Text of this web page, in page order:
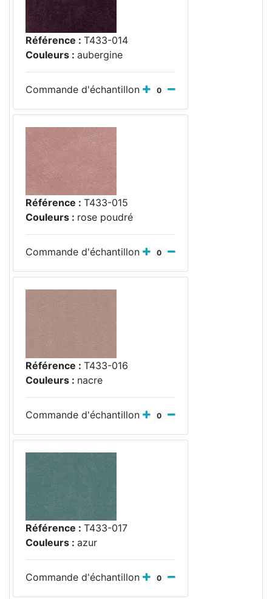
Référence : T433-014
Couleurs : aubergine
Commande d'échantillon 0
Référence : T433-015
Couleurs : rose poudré
Commande d'échantillon 0
Référence : T433-016
Couleurs : nacre
Commande d'échantillon 0
Référence : T433-017
Couleurs : azur
Commande d'échantillon 0